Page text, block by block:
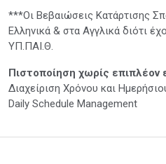
***Οι Βεβαιώσεις Κατάρτισης
Ελληνικά & στα Αγγλικά διότι
ΥΠ.ΠΑΙ.Θ.
Πιστοποίηση χωρίς επιπλέον
Διαχείριση Χρόνου και
Daily Schedule Management